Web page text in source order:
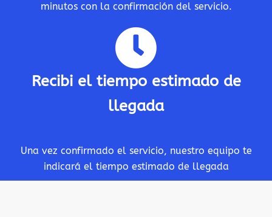
minutos con la confirmación del servicio.
Recibi el tiempo estimado de
llegada
Una vez confirmado el servicio, nuestro equipo te
indicará el tiempo estimado de llegada